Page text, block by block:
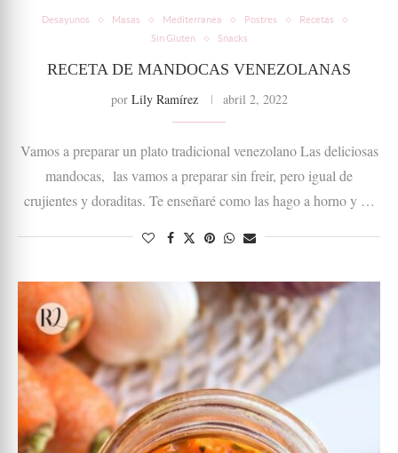
Desayunos Masas Mediterranea Postres
Recetas
Sin Gluten
Snacks
RECETA DE MANDOCAS VENEZOLANAS
por Lily Ramírez abril 2, 2022
Vamos a preparar un plato tradicional venezolano Las deliciosas
mandocas, las vamos a preparar sin freir, pero igual de
crujientes y doraditas. Te enseñaré como las hago a horno y …